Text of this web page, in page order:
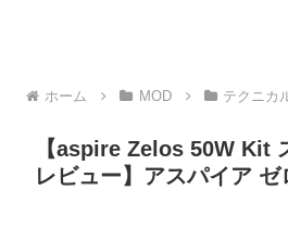
ホーム MOD テクニカ
【aspire Zelos 50W Kit
レビュー】アスパイア ゼ